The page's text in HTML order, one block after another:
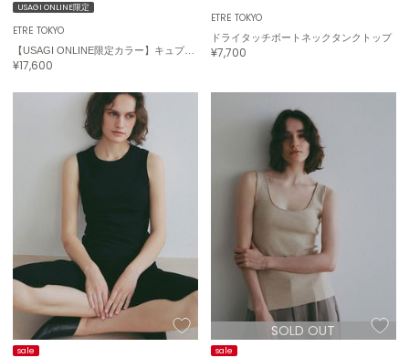
CODE A
コードエー
COLE HAAN
EIMY ISTOIRE
エイミー イストワール
emmi
エミ
USAGI ONLINE限定
ETRÉ TOKYO
【USAGI ONLINE限定カラー】キュプラタンクトップ
¥17,600
ETRÉ TOKYO
ドライタッチボートネックタンクトップ
¥7,700
sale
SOLD OUT
sale